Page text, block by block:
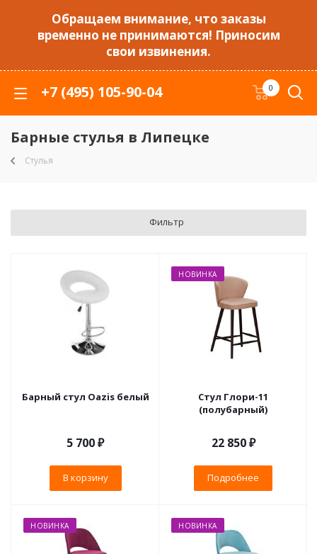
Обращаем внимание, что заказы
временно не принимаются! Приносим
свои извинения.
+7 (495) 105-90-04 0
Барные стулья в Липецке
Стулья
Фильтр
Барный стул Oazis белый
5 700₽
В корзину
НОВИНКА
Стул Глори-11
(полубарный)
22 850 ₽
Подробнее
НОВИНКА НОВИНКА